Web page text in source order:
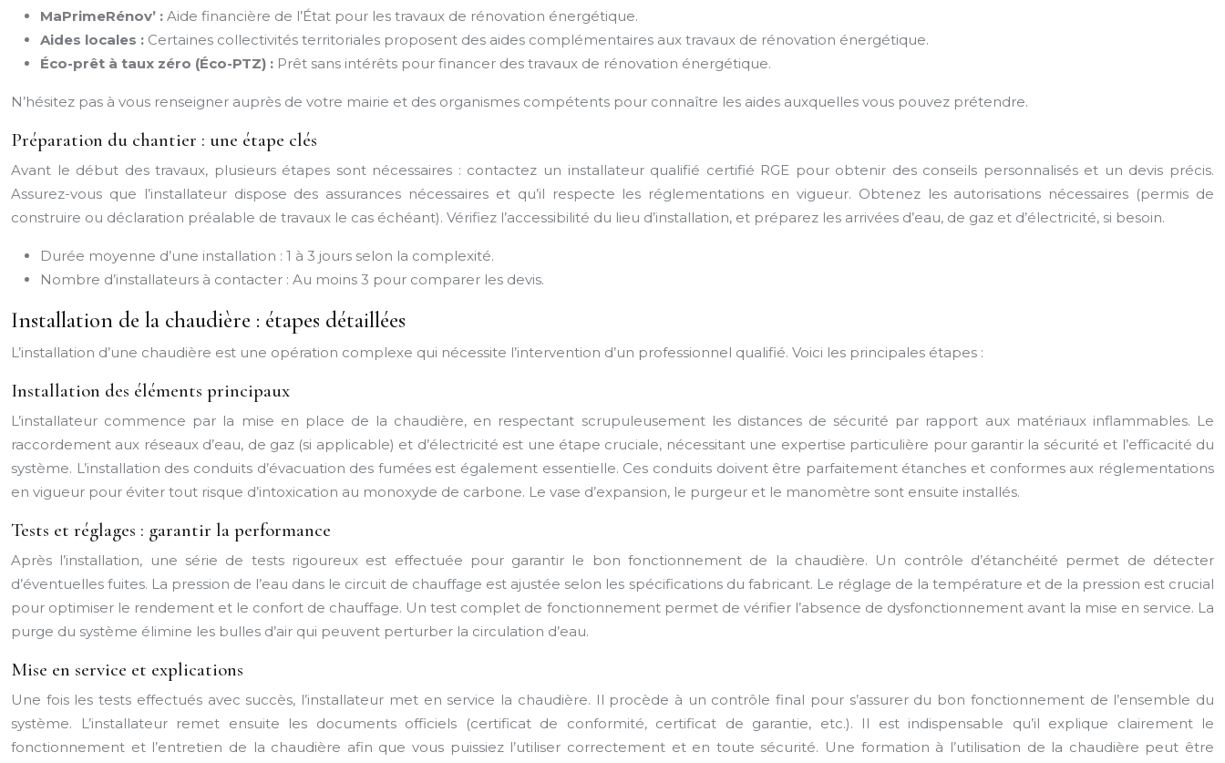
MaPrimeRénov’ : Aide financière de l’État pour les travaux de rénovation énergétique.
Aides locales : Certaines collectivités territoriales proposent des aides complémentaires aux travaux de rénovation énergétique.
Éco-prêt à taux zéro (Éco-PTZ) : Prêt sans intérêts pour financer des travaux de rénovation énergétique.
N’hésitez pas à vous renseigner auprès de votre mairie et des organismes compétents pour connaître les aides auxquelles vous pouvez prétendre.
Préparation du chantier : une étape clés
Avant le début des travaux, plusieurs étapes sont nécessaires : contactez un installateur qualifié certifié RGE pour obtenir des conseils personnalisés et un devis précis.
Assurez-vous que l’installateur dispose des assurances nécessaires et qu’il respecte les réglementations en vigueur. Obtenez les autorisations nécessaires (permis de
construire ou déclaration préalable de travaux le cas échéant). Vérifiez l’accessibilité du lieu d’installation, et préparez les arrivées d’eau, de gaz et d’électricité, si besoin.
Durée moyenne d’une installation : 1 à 3 jours selon la complexité.
Nombre d’installateurs à contacter : Au moins 3 pour comparer les devis.
Installation de la chaudière : étapes détaillées
L’installation d’une chaudière est une opération complexe qui nécessite l’intervention d’un professionnel qualifié. Voici les principales étapes :
Installation des éléments principaux
L’installateur commence par la mise en place de la chaudière, en respectant scrupuleusement les distances de sécurité par rapport aux matériaux inflammables. Le
raccordement aux réseaux d’eau, de gaz (si applicable) et d’électricité est une étape cruciale, nécessitant une expertise particulière pour garantir la sécurité et l’efficacité du
système. L’installation des conduits d’évacuation des fumées est également essentielle. Ces conduits doivent être parfaitement étanches et conformes aux réglementations
en vigueur pour éviter tout risque d’intoxication au monoxyde de carbone. Le vase d’expansion, le purgeur et le manomètre sont ensuite installés.
Tests et réglages : garantir la performance
Après l’installation, une série de tests rigoureux est effectuée pour garantir le bon fonctionnement de la chaudière. Un contrôle d’étanchéité permet de détecter
d’éventuelles fuites. La pression de l’eau dans le circuit de chauffage est ajustée selon les spécifications du fabricant. Le réglage de la température et de la pression est crucial
pour optimiser le rendement et le confort de chauffage. Un test complet de fonctionnement permet de vérifier l’absence de dysfonctionnement avant la mise en service. La
purge du système élimine les bulles d’air qui peuvent perturber la circulation d’eau.
Mise en service et explications
Une fois les tests effectués avec succès, l’installateur met en service la chaudière. Il procède à un contrôle final pour s’assurer du bon fonctionnement de l’ensemble du
système. L’installateur remet ensuite les documents officiels (certificat de conformité, certificat de garantie, etc.). Il est indispensable qu’il explique clairement le
fonctionnement et l’entretien de la chaudière afin que vous puissiez l’utiliser correctement et en toute sécurité. Une formation à l’utilisation de la chaudière peut être